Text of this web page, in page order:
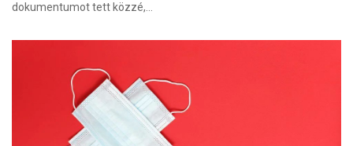
dokumentumot tett közzé,…